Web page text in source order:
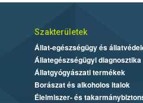
Szakterületek
Állat-egészségügy és
Állategészségügyi diagnosztika
Állatgyógyászati termékek
Borászat és alkoholos italok
Élelmiszer- és